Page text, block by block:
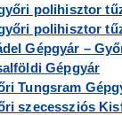
polihisztor
polihisztor
Gépgyár –
Gépgyár
Tungsram
szecessziós